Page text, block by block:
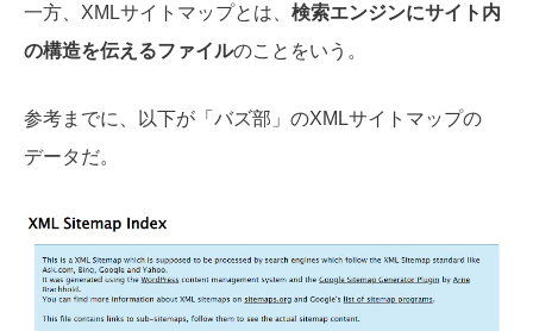
一方、XMLサイトマップとは、 検索エンジンにサイト内
の構造を伝えるファイルのことをいう。
参考までに、以下が「バズ部」のXMLサイトマップの
データだ。